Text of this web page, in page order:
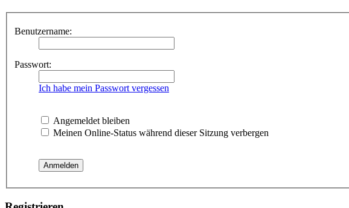
Benutzername:
Passwort:
Ich habe mein Passwort vergessen
Angemeldet bleiben
Meinen Online-Status während dieser Sitzung verbergen